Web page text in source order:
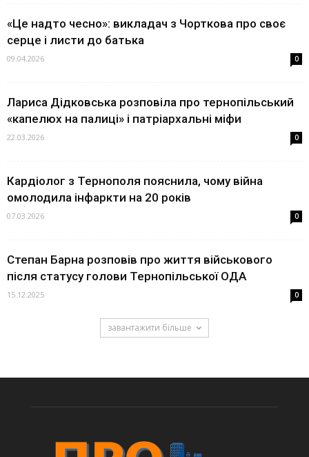
«Це надто чесно»: викладач з Чорткова про своє
серце і листи до батька
09.04.2026 0
Лариса Дідковська розповіла про тернопільський
«капелюх на палиці» і патріархальні міфи
22.03.2026 0
Кардіолог з Тернополя пояснила, чому війна
омолодила інфаркти на 20 років
07.03.2026 0
Степан Барна розповів про життя військового
після статусу голови Тернопільської ОДА
15.12.2025 0
завантажити більше